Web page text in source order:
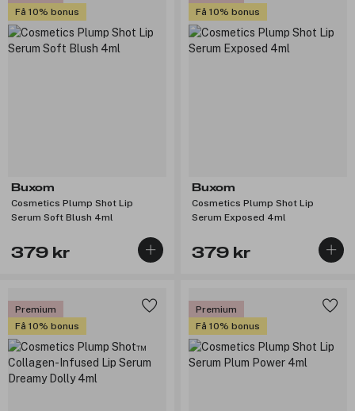
Få 10% bonus
Buxom
Cosmetics Plump Shot Lip
Serum Soft Blush 4ml
379 kr
Få 10% bonus
Buxom
Cosmetics Plump Shot Lip
Serum Exposed 4ml
379 kr
Premium
Få 10% bonus
Premium
Få 10% bonus